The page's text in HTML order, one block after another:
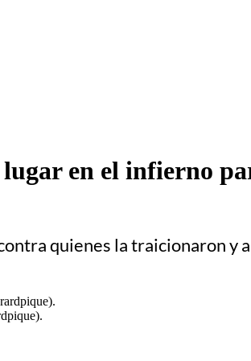
en el infierno
quienes la traicionaron y